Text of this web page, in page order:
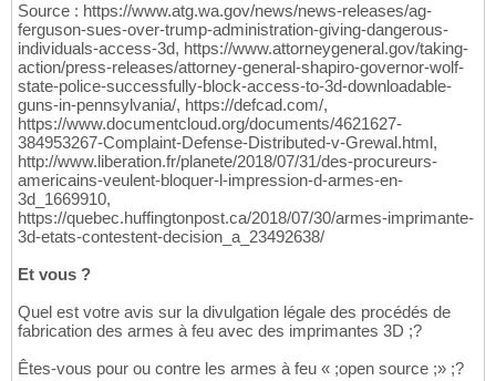
Source : https://www.atg.wa.gov/news/news-releases/ag-
ferguson-sues-over-trump-administration-giving-dangerous-
individuals-access-3d, https://www.attorneygeneral.gov/taking-
action/press-releases/attorney-general-shapiro-governor-wolf-
state-police-successfully-block-access-to-3d-downloadable-
guns-in-pennsylvania/, https://defcad.com/,
https://www.documentcloud.org/documents/4621627-
384953267-Complaint-Defense-Distributed-v-Grewal.html,
http://www.liberation.fr/planete/2018/07/31/des-procureurs-
americains-veulent-bloquer-l-impression-d-armes-en-
3d_1669910,
https://quebec.huffingtonpost.ca/2018/07/30/armes-imprimante-
3d-etats-contestent-decision_a_23492638/
Et vous ?
Quel est votre avis sur la divulgation légale des procédés de
fabrication des armes à feu avec des imprimantes 3D ;?
Êtes-vous pour ou contre les armes à feu « ;open source ;» ;?